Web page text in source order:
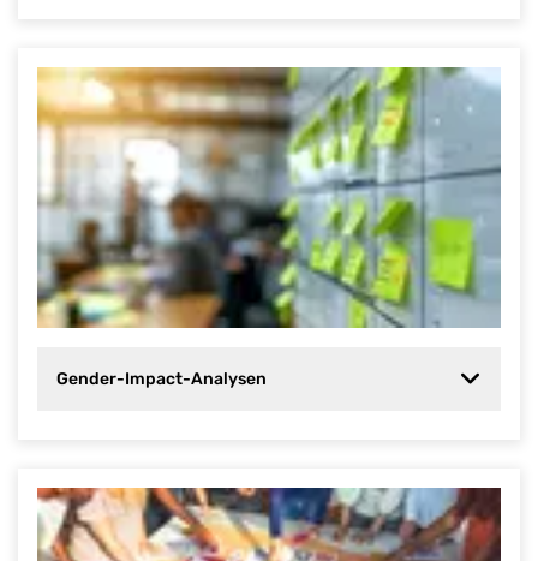
Gender-Impact-Analysen